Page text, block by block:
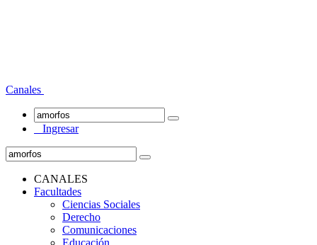
Canales
Ingresar
CANALES
Facultades
Ciencias Sociales
Derecho
Comunicaciones
Educación